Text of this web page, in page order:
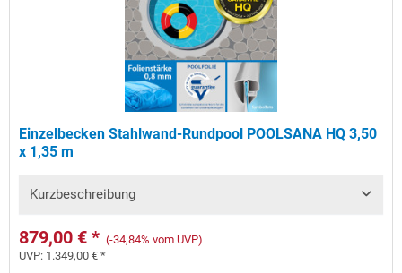
Einzelbecken Stahlwand-Rundpool POOLSANA HQ 3,50
x 1,35 m
Kurzbeschreibung
879,00 € * (-34,84% vom UVP)
UVP: 1.349,00 € *